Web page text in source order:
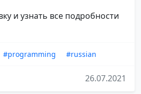
и узнать все подробности
#programming #russian
26.07.2021